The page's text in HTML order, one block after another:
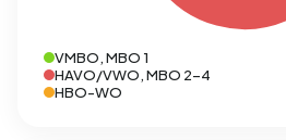
VMBO, MBO 1
HAVO/VWO, MBO 2-4
HBO-WO